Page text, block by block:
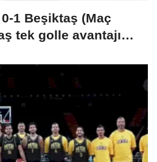
1 Beşiktaş (Maç
tek golle avantajı